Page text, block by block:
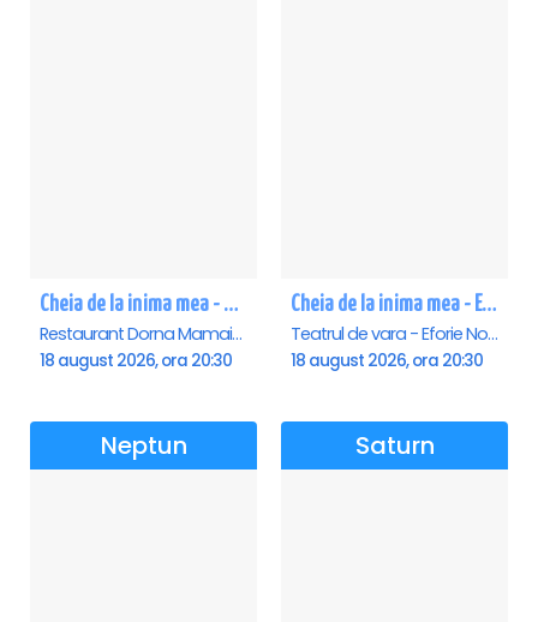
Cheia de la inima mea - Mamaia
Restaurant Dorna Mamaia, Mamaia
18 august 2026, ora 20:30
Cheia de la inima mea - Eforie Nord
Teatrul de vara - Eforie Nord, Eforie-Nord
18 august 2026, ora 20:30
Neptun Saturn